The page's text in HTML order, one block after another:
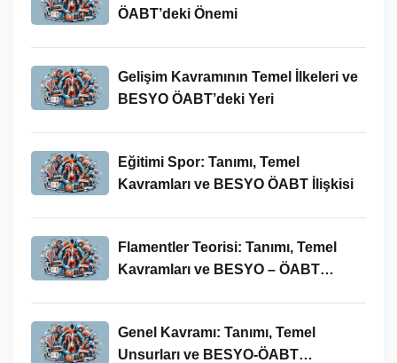
ÖABT’deki Önemi
Gelişim Kavramının Temel İlkeleri ve
BESYO ÖABT’deki Yeri
Eğitimi Spor: Tanımı, Temel
Kavramları ve BESYO ÖABT İlişkisi
Flamentler Teorisi: Tanımı, Temel
Kavramları ve BESYO – ÖABT
Genel Kavramı: Tanımı, Temel
Unsurları ve BESYO-ÖABT